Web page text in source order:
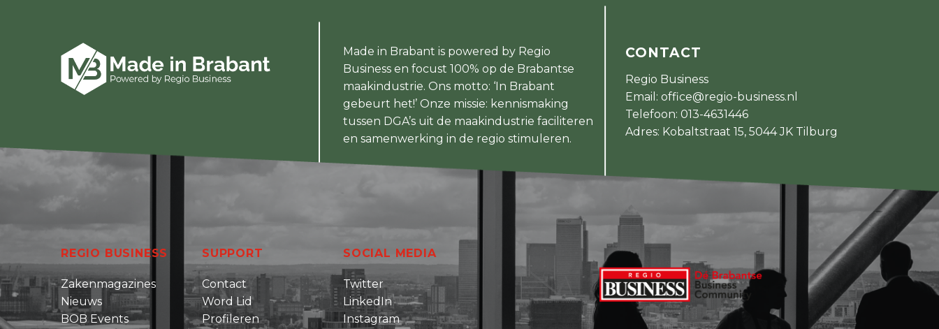
Made in Brabant is powered by Regio
Business en focust 100% op de Brabantse
maakindustrie. Ons motto: ‘In Brabant
gebeurt het!’ Onze missie: kennismaking
tussen DGA’s uit de maakindustrie faciliteren
en samenwerking in de regio stimuleren.
CONTACT
Regio Business
Email: office@regio-business.nl
Telefoon: 013-4631446
Adres: Kobaltstraat 15, 5044 JK Tilburg
REGIO BUSINESS
Zakenmagazines
Nieuws
BOB Events
SUPPORT
Contact
Word Lid
Profileren
SOCIAL MEDIA
Twitter
LinkedIn
Instagram